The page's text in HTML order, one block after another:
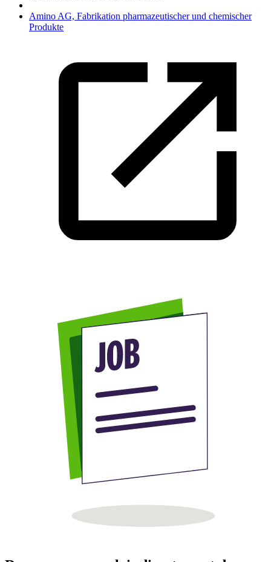
Amino AG, Fabrikation pharmazeutischer und chemischer
Produkte